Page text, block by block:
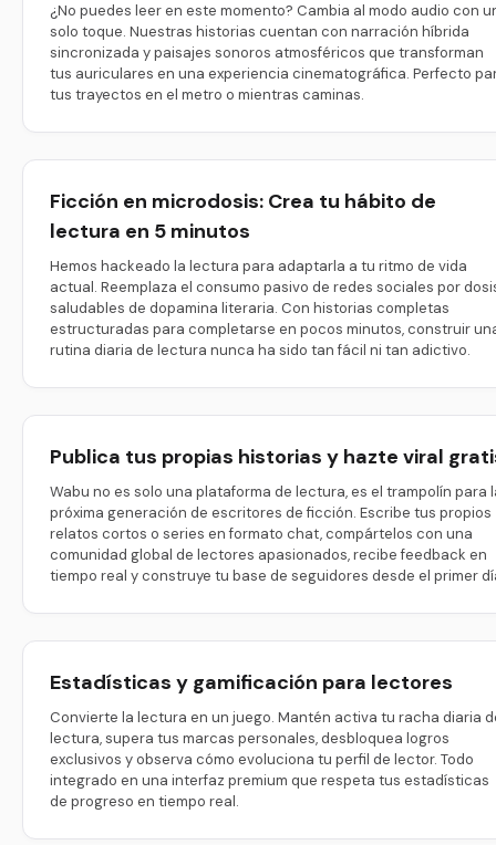
¿No puedes leer en este momento? Cambia al modo audio con
solo toque. Nuestras historias cuentan con narración híbrida
sincronizada y paisajes sonoros atmosféricos que transforman
tus auriculares en una experiencia cinematográfica. Perfecto
tus trayectos en el metro o mientras caminas.
Ficción en microdosis: Crea tu hábito de
lectura en 5 minutos
Hemos hackeado la lectura para adaptarla a tu ritmo de vida
actual. Reemplaza el consumo pasivo de redes sociales por
saludables de dopamina literaria. Con historias completas
estructuradas para completarse en pocos minutos, construir
rutina diaria de lectura nunca ha sido tan fácil ni tan adictivo.
Publica tus propias historias y hazte viral
Wabu no es solo una plataforma de lectura, es el trampolín para
próxima generación de escritores de ficción. Escribe tus propios
relatos cortos o series en formato chat, compártelos con una
comunidad global de lectores apasionados, recibe feedback en
tiempo real y construye tu base de seguidores desde el primer
Estadísticas y gamificación para lectores
Convierte la lectura en un juego. Mantén activa tu racha diaria
lectura, supera tus marcas personales, desbloquea logros
exclusivos y observa cómo evoluciona tu perfil de lector. Todo
integrado en una interfaz premium que respeta tus estadísticas
de progreso en tiempo real.